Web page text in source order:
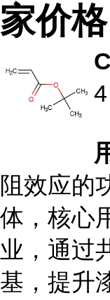
家价格
4
阻效应的
体，核心
业，通过
基，提升